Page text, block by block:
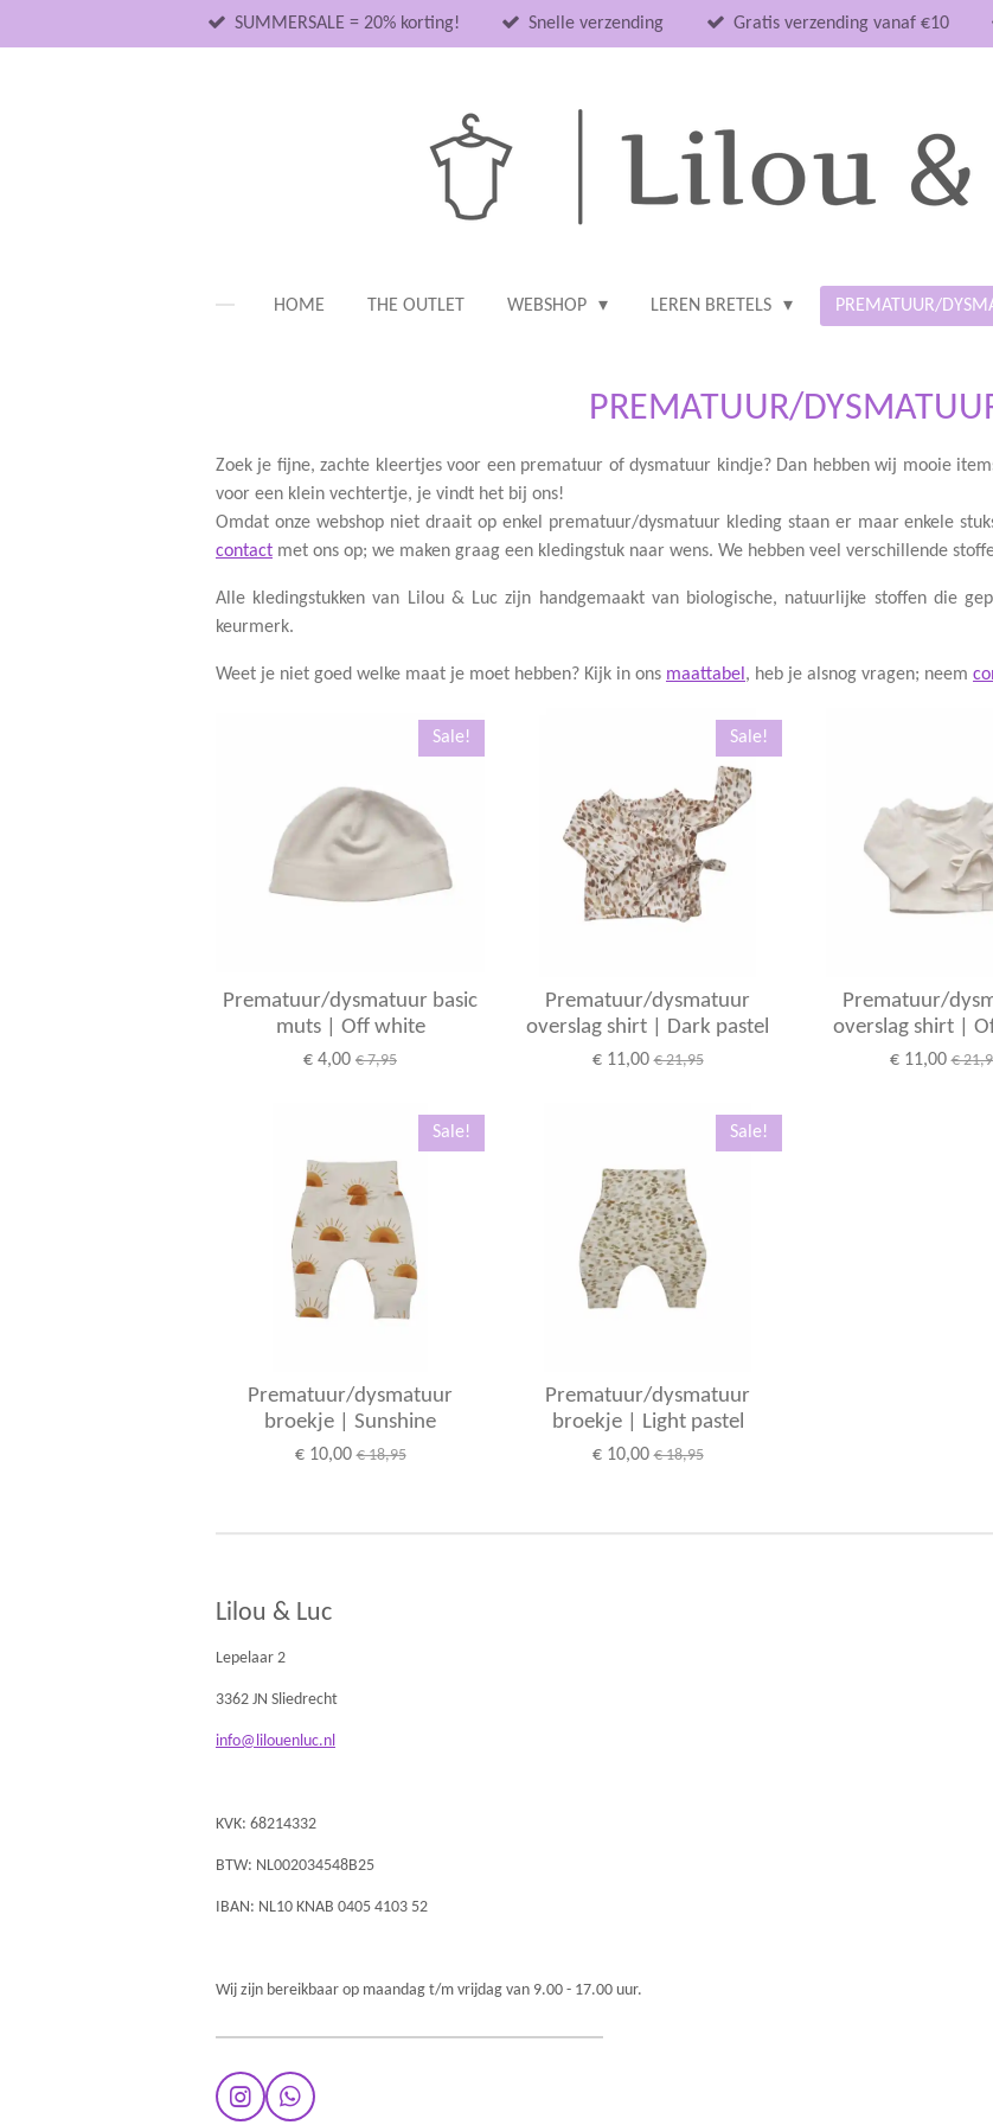
direct
SUMMERSALE = 20% korting! Snelle verzending Gratis verzending vanaf €10
HOME THE OUTLET WEBSHOP LEREN BRETELS PREMATUUR/
PREMATUUR/
Zoek je fijne, zachte kleertjes voor een prematuur of dysmatuur kindje? Dan hebben wij mooie
voor een klein vechtertje, je vindt het bij ons!
Omdat onze webshop niet draait op enkel prematuur/dysmatuur kleding staan er maar enkele
contact met ons op; we maken graag een kledingstuk naar wens. We hebben veel verschillende
Alle kledingstukken van Lilou & Luc zijn handgemaakt van biologische, natuurlijke stoffen die
keurmerk.
Weet je niet goed welke maat je moet hebben? Kijk in ons maattabel , heb je alsnog vragen; neem
Sale!
Prematuur/dysmatuur basic
muts | Off white
€ 4,00 € 7,95
Sale!
Prematuur/dysmatuur
overslag shirt | Dark pastel
€ 11,00 € 21,95
Prematuur/
overslag shirt |
€ 11,00 €
Sale!
Prematuur/dysmatuur
broekje | Sunshine
€ 10,00 € 18,95
Sale!
Prematuur/dysmatuur
broekje | Light pastel
€ 10,00 € 18,95
Lilou & Luc
Lepelaar 2
3362 JN Sliedrecht
info@lilouenluc.nl
KVK: 68214332
BTW: NL002034548B25
IBAN: NL10 KNAB 0405 4103 52
Wij zijn bereikbaar op maandag t/m vrijdag van 9.00 - 17.00 uur.
I
W